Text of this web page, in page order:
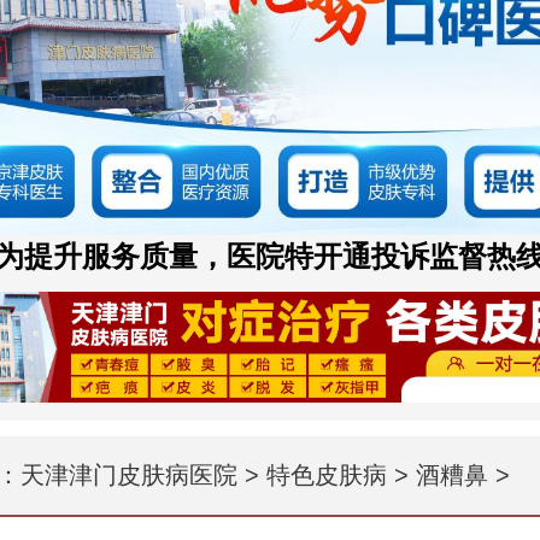
提升服务质量，医院特开通投诉监督热
天津津门皮肤病医院> 特色皮肤病 > 酒糟鼻 >